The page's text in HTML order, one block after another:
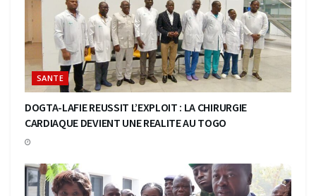
SANTE
DOGTA-LAFIE REUSSIT L’EXPLOIT : LA CHIRURGIE
CARDIAQUE DEVIENT UNE REALITE AU TOGO